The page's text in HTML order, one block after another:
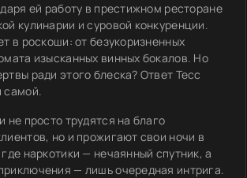
ей работу в престижном ресторане
кулинарии и суровой конкуренции.
в роскоши: от безукоризненных
изысканных винных бокалов. Но
ради этого блеска? Ответ Тесс
самой.
не просто трудятся на благо
но и прожигают свои ночи в
наркотики — нечаянный спутник, а
— лишь очередная интрига.